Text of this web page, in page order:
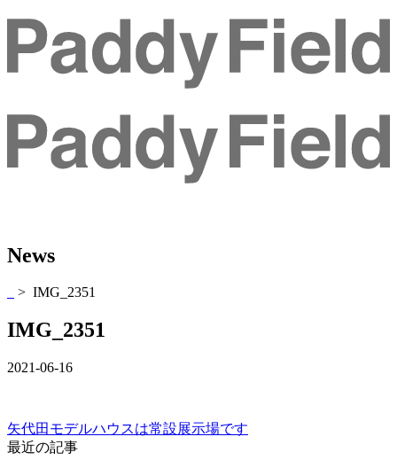
News
> IMG_2351
IMG_2351
2021-06-16
矢代田モデルハウスは常設展示場です
最近の記事